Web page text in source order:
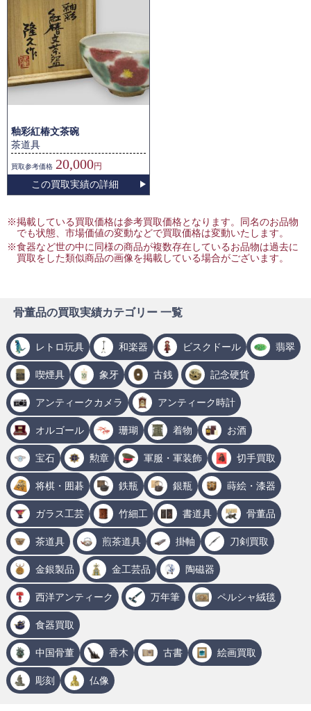
釉彩紅椿文茶碗
茶道具
買取参考価格 20,000円
この買取実績の詳細
※掲載している買取価格は参考買取価格となります。同名のお品物
でも状態、市場価値の変動などで買取価格は変動いたします。
※食器など世の中に同様の商品が複数存在しているお品物は過去に
買取をした類似商品の画像を掲載している場合がございます。
骨董品の買取実績カテゴリー 一覧
レトロ玩具 和楽器 ビスクドール 翡翠
喫煙具 象牙 古銭 記念硬貨
アンティークカメラ アンティーク時計
オルゴール 珊瑚 着物 お酒
宝石 勲章 軍服・軍装飾 切手買取
将棋・囲碁 鉄瓶 銀瓶 蒔絵・漆器
ガラス工芸 竹細工 書道具 骨董品
茶道具 煎茶道具 掛軸 刀剣買取
金銀製品 金工芸品 陶磁器
西洋アンティーク 万年筆 ペルシャ絨毯
食器買取
中国骨董 香木 古書 絵画買取
彫刻 仏像